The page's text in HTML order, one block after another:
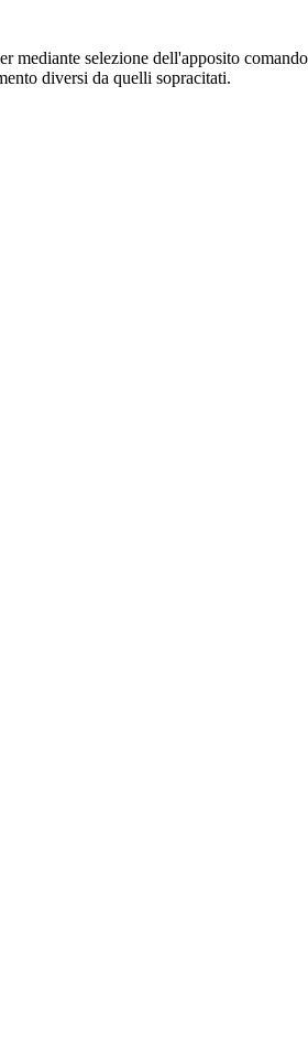
mediante selezione dell'apposito
diversi da quelli sopracitati.